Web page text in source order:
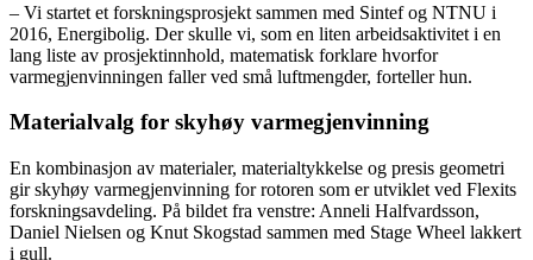
– Vi startet et forskningsprosjekt sammen med Sintef og NTNU i
2016, Energibolig. Der skulle vi, som en liten arbeidsaktivitet i en
lang liste av prosjektinnhold, matematisk forklare hvorfor
varmegjenvinningen faller ved små luftmengder, forteller hun.
Materialvalg for skyhøy varmegjenvinning
En kombinasjon av materialer, materialtykkelse og presis geometri
gir skyhøy varmegjenvinning for rotoren som er utviklet ved Flexits
forskningsavdeling. På bildet fra venstre: Anneli Halfvardsson,
Daniel Nielsen og Knut Skogstad sammen med Stage Wheel lakkert
i gull.